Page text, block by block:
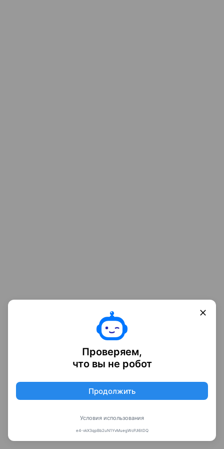
Проверяем,
что вы не робот
Продолжить
Условия использования
e4-vkX3qpBb2uN1YvMuegWcPJl6tDQ